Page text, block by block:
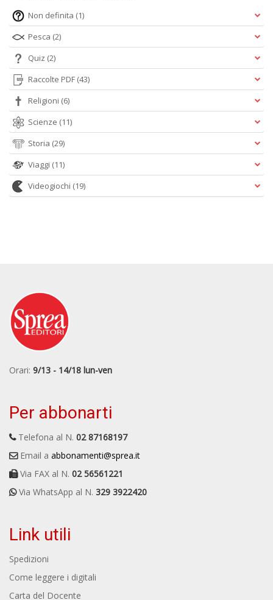
Non definita (1)
Pesca (2)
Quiz (2)
Raccolte PDF (43)
Religioni (6)
Scienze (11)
Storia (29)
Viaggi (11)
Videogiochi (19)
Orari: 9/13 - 14/18 lun-ven
Per abbonarti
Telefona al N. 02 87168197
Email a abbonamenti@sprea.it
Via FAX al N. 02 56561221
Via WhatsApp al N. 329 3922420
Link utili
Spedizioni
Come leggere i digitali
Carta del Docente